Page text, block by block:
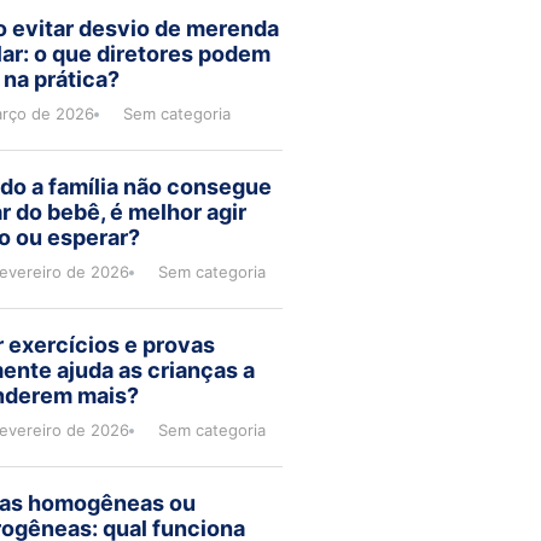
evitar desvio de merenda
o que diretores podem
prática?
de 2026 Sem categoria
a família não consegue
do bebê, é melhor agir
ou esperar?
de 2026 Sem categoria
exercícios e provas
ajuda as crianças a
mais?
de 2026 Sem categoria
homogêneas ou
qual funciona